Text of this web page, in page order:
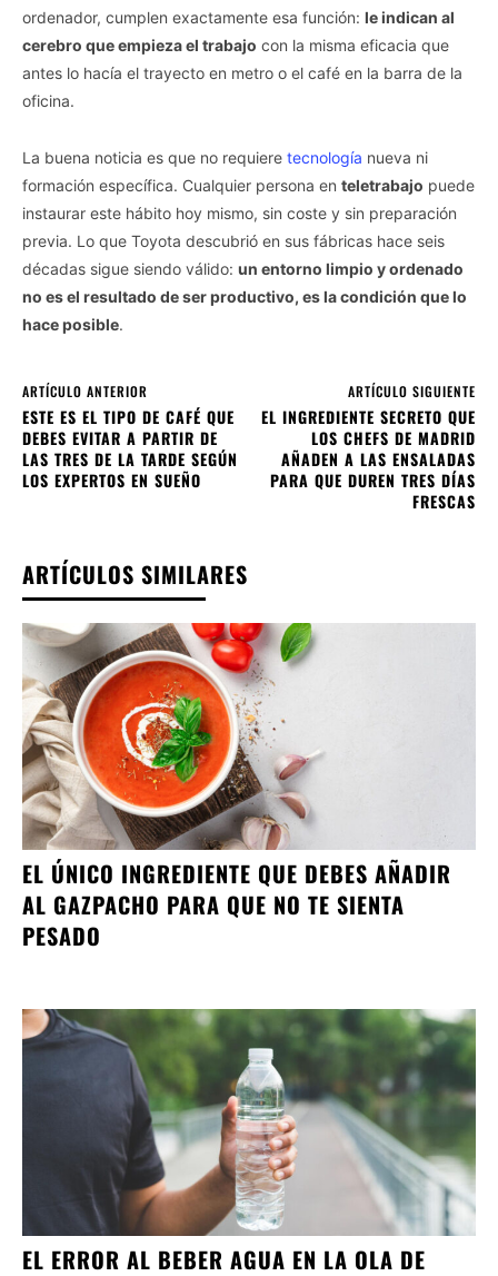
ordenador, cumplen exactamente esa función: le indican al
cerebro que empieza el trabajo con la misma eficacia que
antes lo hacía el trayecto en metro o el café en la barra de la
oficina.
La buena noticia es que no requiere tecnología nueva ni
formación específica. Cualquier persona en teletrabajo puede
instaurar este hábito hoy mismo, sin coste y sin preparación
previa. Lo que Toyota descubrió en sus fábricas hace seis
décadas sigue siendo válido: un entorno limpio y ordenado
no es el resultado de ser productivo, es la condición que lo
hace posible.
ARTÍCULO ANTERIOR
ESTE ES EL TIPO DE CAFÉ QUE
DEBES EVITAR A PARTIR DE
LAS TRES DE LA TARDE SEGÚN
LOS EXPERTOS EN SUEÑO
ARTÍCULO SIGUIENTE
EL INGREDIENTE SECRETO QUE
LOS CHEFS DE MADRID
AÑADEN A LAS ENSALADAS
PARA QUE DUREN TRES DÍAS
FRESCAS
ARTÍCULOS SIMILARES
EL ÚNICO INGREDIENTE QUE DEBES AÑADIR
AL GAZPACHO PARA QUE NO TE SIENTA
PESADO
EL ERROR AL BEBER AGUA EN LA OLA DE